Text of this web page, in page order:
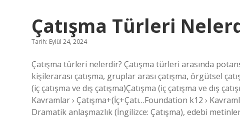
Çatışma Türleri
Tarih: Eylül 24, 2024
Çatışma türleri nelerdir? Çatışma türleri arasında
kişilerarası çatışma, gruplar arası çatışma, örgütsel
(iç çatışma ve dış çatışma)Çatışma (iç çatışma ve dış
Kavramlar › Çatışma+(İç+Çatı…Foundation k12 ›
Dramatik anlaşmazlık (İngilizce: Çatışma), edebi